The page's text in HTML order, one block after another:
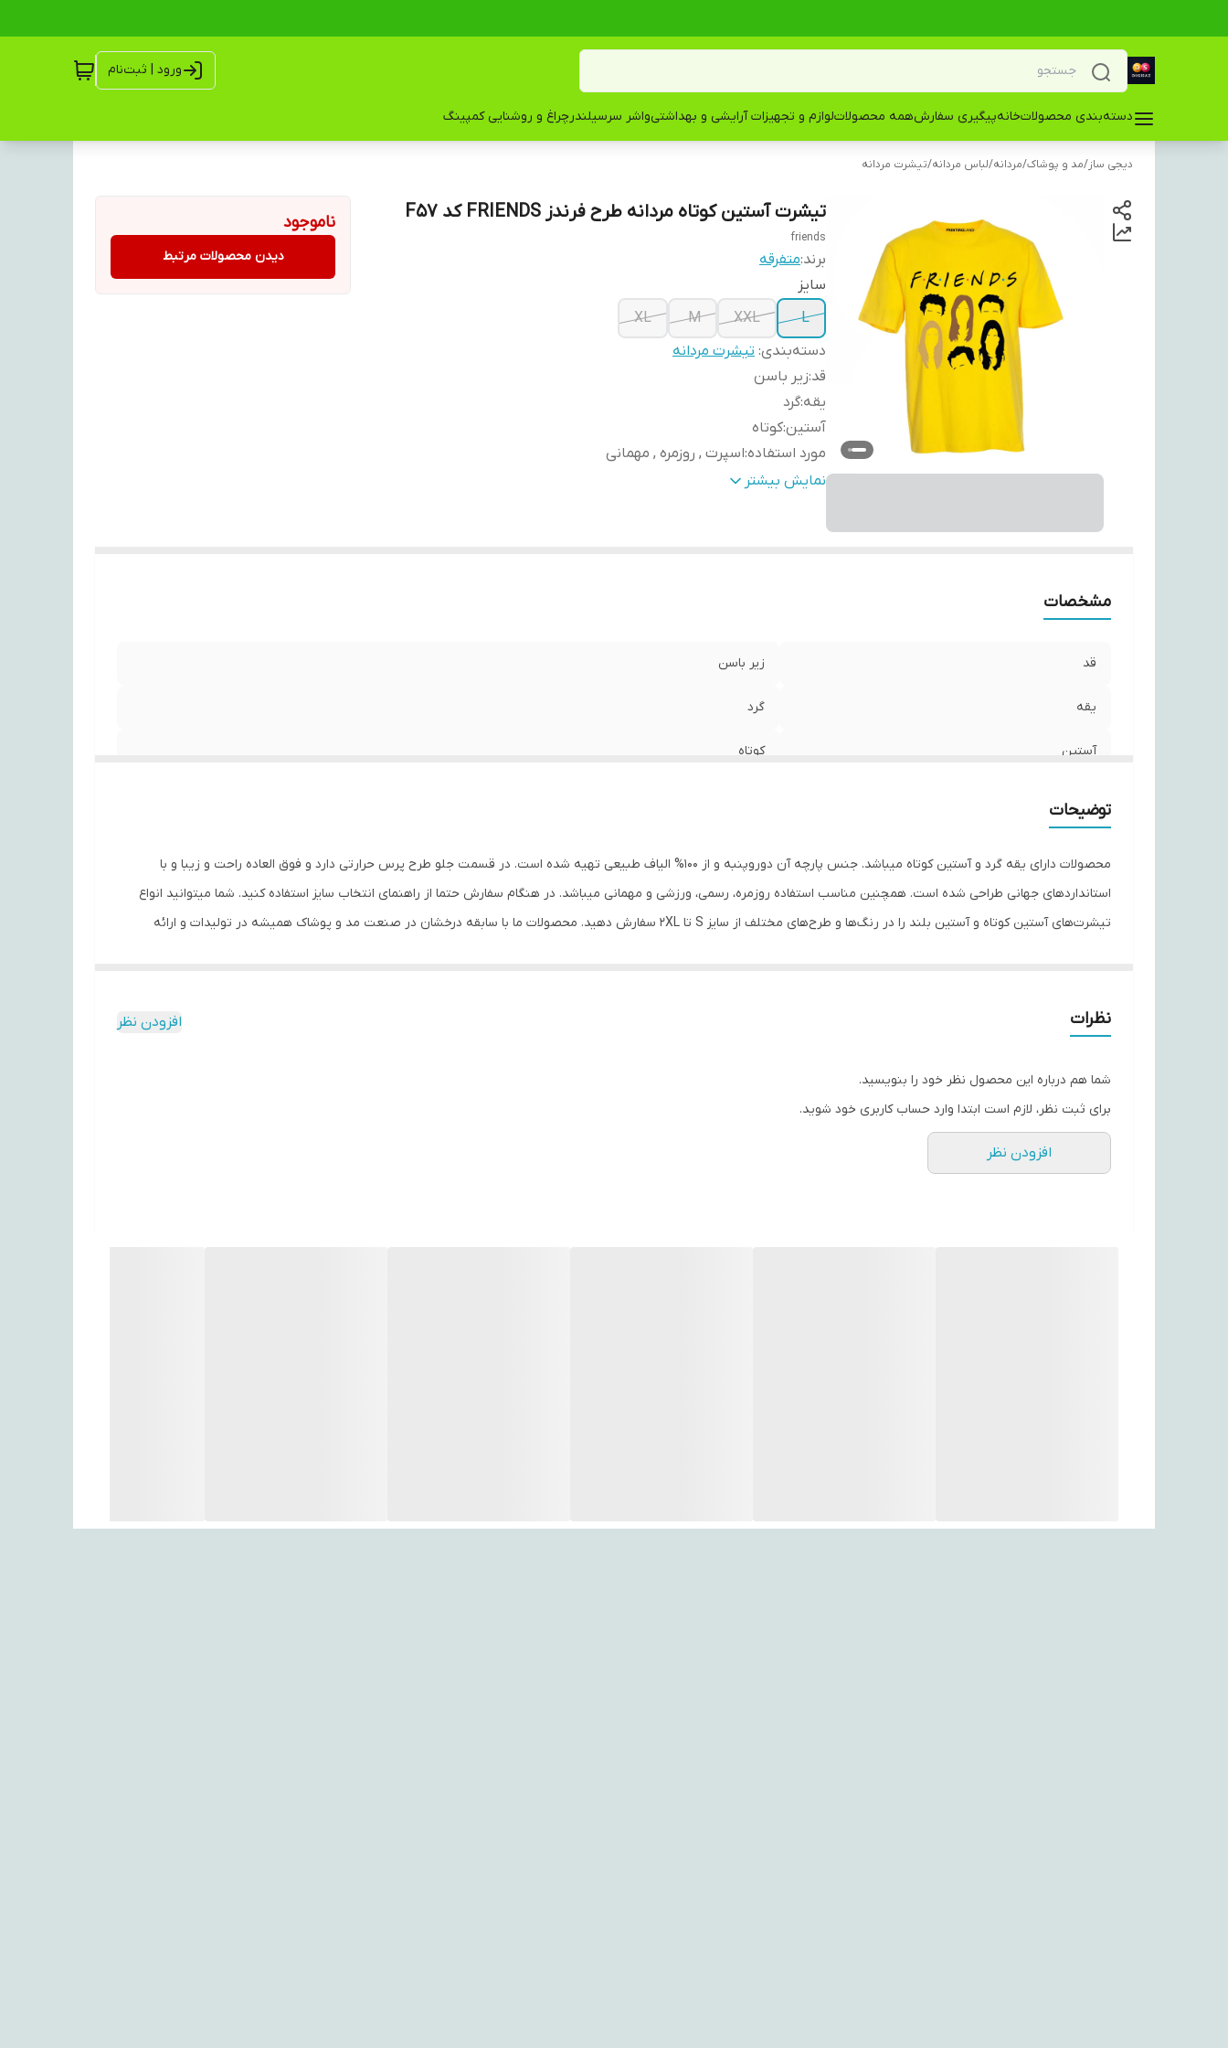
ورود | ثبت‌نام
دسته‌بندی محصولاتخانهپیگیری سفارشهمه محصولاتلوازم و تجهیزات آرایشی و بهداشتیواشر سرسیلندرچراغ و روشنایی کمپینگ
دیجی ساز/مد و پوشاک/مردانه/لباس مردانه/تیشرت مردانه
تیشرت آستین کوتاه مردانه طرح فرندز FRIENDS کد F57
friends
برند:متفرقه
سایز
L
XXL
M
XL
دسته‌بندی: تیشرت مردانه
قد:زیر باسن
یقه:گرد
آستین:کوتاه
مورد استفاده:اسپرت , روزمره , مهمانی
جنس پنبه دورو
نمایش بیشتر
ناموجود
دیدن محصولات مرتبط
مشخصات
قد زیر باسن
یقه گرد
آستین کوتاه
توضیحات
محصولات دارای یقه گرد و آستین کوتاه میباشد. جنس پارچه آن دوروپنبه و از 100% الیاف طبیعی تهیه شده است. در قسمت جلو طرح پرس حرارتی دارد و فوق العاده راحت و زیبا و با
استانداردهای جهانی طراحی شده است. همچنین مناسب استفاده روزمره، رسمی، ورزشی و مهمانی میباشد. در هنگام سفارش حتما از راهنمای انتخاب سایز استفاده کنید. شما میتوانید انواع
تیشرت‌های آستین کوتاه و آستین بلند را در رنگ‌ها و طرح‌های مختلف از سایز S تا 2XL سفارش دهید. محصولات ما با سابقه درخشان در صنعت مد و پوشاک همیشه در تولیدات و ارائه
نظرات افزودن نظر
شما هم درباره این محصول نظر خود را بنویسید.
برای ثبت نظر، لازم است ابتدا وارد حساب کاربری خود شوید.
افزودن نظر